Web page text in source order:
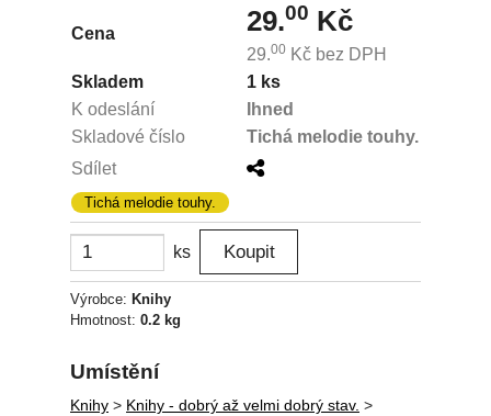
Cena 29.00 Kč
29.00 Kč bez DPH
Skladem
1 ks
K odeslání
Ihned
Skladové číslo
Tichá melodie touhy.
Sdílet
Tichá melodie touhy.
ks
Výrobce: Knihy
Hmotnost: 0.2 kg
Umístění
Knihy > Knihy - dobrý až velmi dobrý stav. >